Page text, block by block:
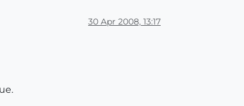
30 Apr 2008, 13:17